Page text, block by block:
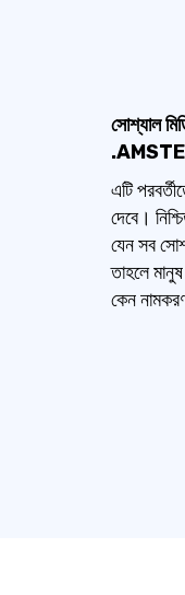
সোশ্যাল
এটি
দেবে।
যেন সব
তাহলে
কেন